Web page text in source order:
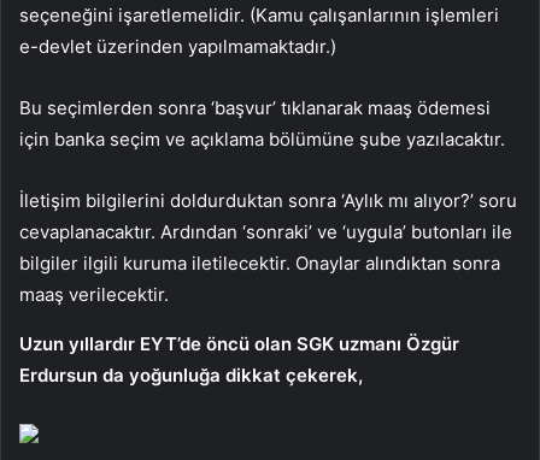
seçeneğini işaretlemelidir. (Kamu çalışanlarının işlemleri
e-devlet üzerinden yapılmamaktadır.)
Bu seçimlerden sonra ‘başvur’ tıklanarak maaş ödemesi
için banka seçim ve açıklama bölümüne şube yazılacaktır.
İletişim bilgilerini doldurduktan sonra ‘Aylık mı alıyor?’ soru
cevaplanacaktır. Ardından ‘sonraki’ ve ‘uygula’ butonları ile
bilgiler ilgili kuruma iletilecektir. Onaylar alındıktan sonra
maaş verilecektir.
Uzun yıllardır EYT’de öncü olan SGK uzmanı Özgür
Erdursun da yoğunluğa dikkat çekerek,